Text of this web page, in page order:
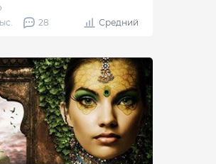
28 Средний